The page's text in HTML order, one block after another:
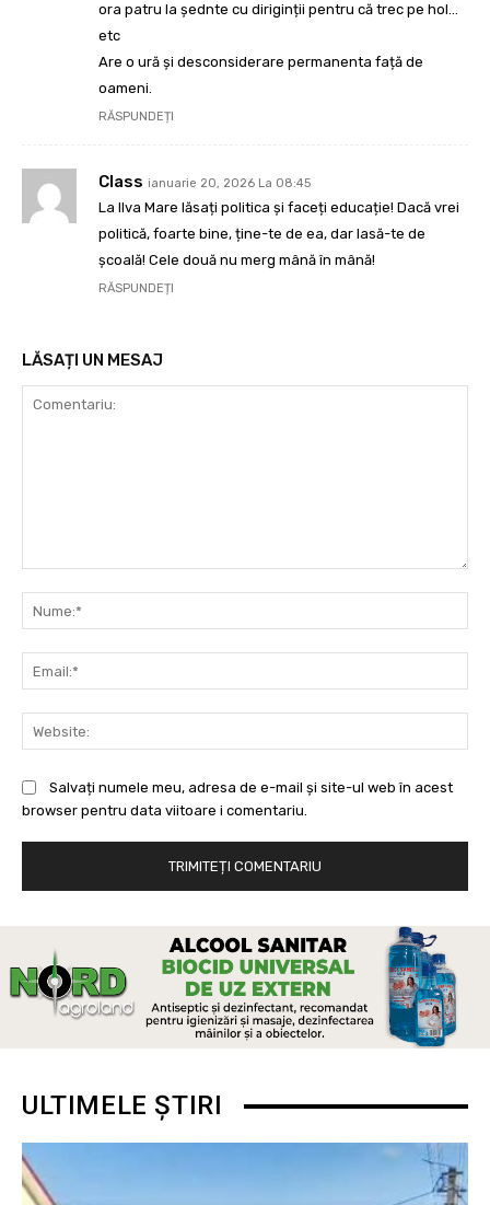
ora patru la șednte cu diriginții pentru că trec pe hol…
etc
Are o ură și desconsiderare permanenta față de
oameni.
RĂSPUNDEȚI
Class ianuarie 20, 2026 La 08:45
La Ilva Mare lăsați politica și faceți educație! Dacă vrei
politică, foarte bine, ține-te de ea, dar lasă-te de
școală! Cele două nu merg mână în mână!
RĂSPUNDEȚI
LĂSAȚI UN MESAJ
Salvați numele meu, adresa de e-mail și site-ul web în acest
browser pentru data viitoare i comentariu.
ULTIMELE ȘTIRI